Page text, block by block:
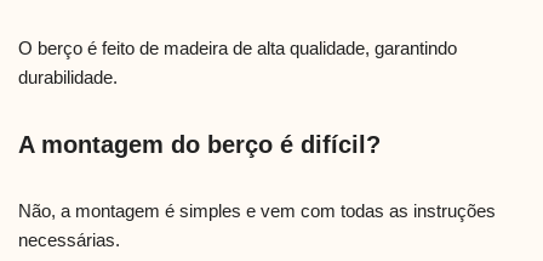
O berço é feito de madeira de alta qualidade, garantindo
durabilidade.
A montagem do berço é difícil?
Não, a montagem é simples e vem com todas as instruções
necessárias.